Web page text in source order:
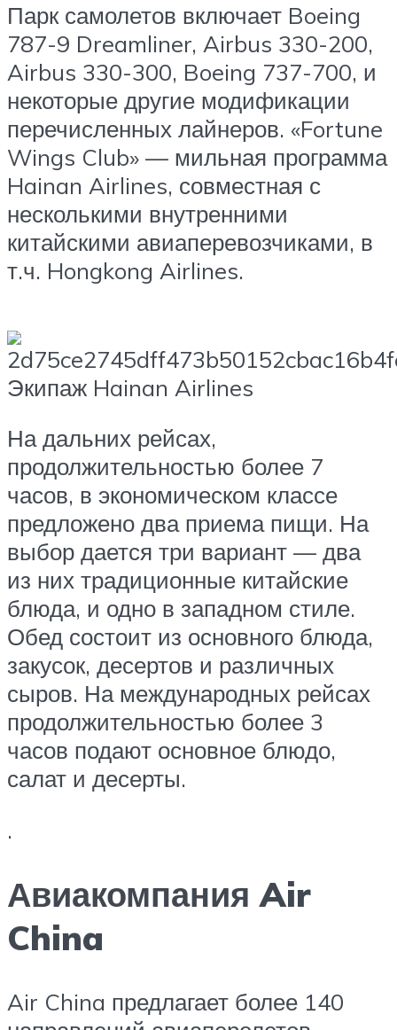
Парк самолетов включает Boeing
787-9 Dreamliner, Airbus 330-200,
Airbus 330-300, Boeing 737-700, и
некоторые другие модификации
перечисленных лайнеров. «Fortune
Wings Club» — мильная программа
Hainan Airlines, совместная с
несколькими внутренними
китайскими авиаперевозчиками, в
т.ч. Hongkong Airlines.
Экипаж Hainan Airlines
На дальних рейсах,
продолжительностью более 7
часов, в экономическом классе
предложено два приема пищи. На
выбор дается три вариант — два
из них традиционные китайские
блюда, и одно в западном стиле.
Обед состоит из основного блюда,
закусок, десертов и различных
сыров. На международных рейсах
продолжительностью более 3
часов подают основное блюдо,
салат и десерты.
.
Авиакомпания Air
China
Air China предлагает более 140